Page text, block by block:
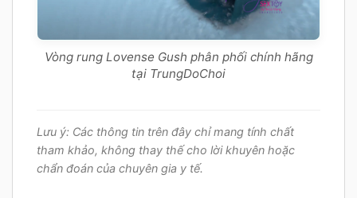
Vòng rung Lovense Gush phân phối chính hãng
tại TrungDoChoi
Lưu ý: Các thông tin trên đây chỉ mang tính chất
tham khảo, không thay thế cho lời khuyên hoặc
chẩn đoán của chuyên gia y tế.